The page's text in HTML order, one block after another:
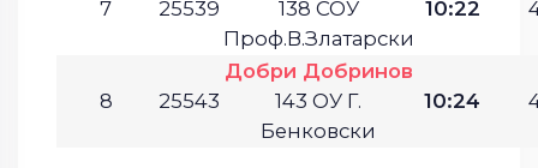
7 25539
138 СОУ
Проф.В.Златарски
10:22
8 25543
Добри Добринов
143 ОУ Г.
Бенковски
10:24